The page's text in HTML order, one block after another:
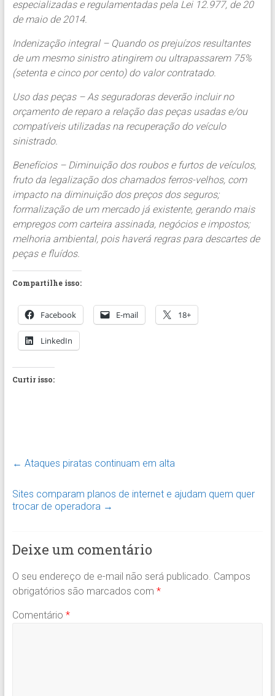
especializadas e regulamentadas pela Lei 12.977, de 20
de maio de 2014.
Indenização integral – Quando os prejuízos resultantes
de um mesmo sinistro atingirem ou ultrapassarem 75%
(setenta e cinco por cento) do valor contratado.
Uso das peças – As seguradoras deverão incluir no
orçamento de reparo a relação das peças usadas e/ou
compatíveis utilizadas na recuperação do veículo
sinistrado.
Benefícios – Diminuição dos roubos e furtos de veículos,
fruto da legalização dos chamados ferros-velhos, com
impacto na diminuição dos preços dos seguros;
formalização de um mercado já existente, gerando mais
empregos com carteira assinada, negócios e impostos;
melhoria ambiental, pois haverá regras para descartes de
peças e fluídos.
Compartilhe isso:
Facebook E-mail 18+
LinkedIn
Curtir isso:
← Ataques piratas continuam em alta
Sites comparam planos de internet e ajudam quem quer
trocar de operadora →
Deixe um comentário
O seu endereço de e-mail não será publicado. Campos
obrigatórios são marcados com *
Comentário *